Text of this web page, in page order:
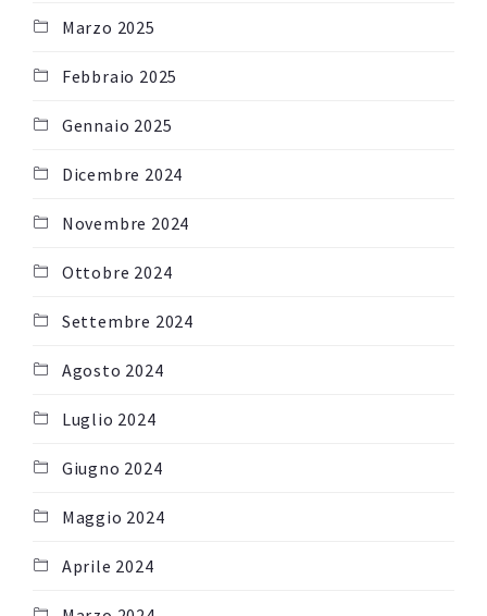
Marzo 2025
Febbraio 2025
Gennaio 2025
Dicembre 2024
Novembre 2024
Ottobre 2024
Settembre 2024
Agosto 2024
Luglio 2024
Giugno 2024
Maggio 2024
Aprile 2024